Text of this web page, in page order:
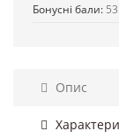
Бонусні бали: 53
Опис